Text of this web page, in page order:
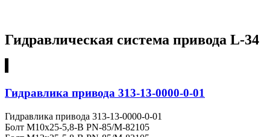
Гидравлическая система привода L-34
Гидравлика привода 313-13-0000-0-01
Гидравлика привода 313-13-0000-0-01
Болт M10x25-5,8-B PN-85/M-82105